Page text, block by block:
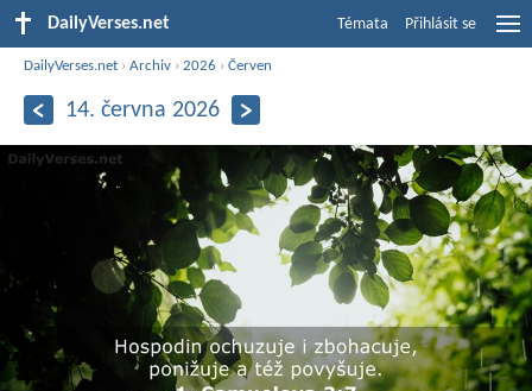
DailyVerses.net Témata Přihlásit se
DailyVerses.net ›Archiv ›2026 ›Červen
14. června 2026